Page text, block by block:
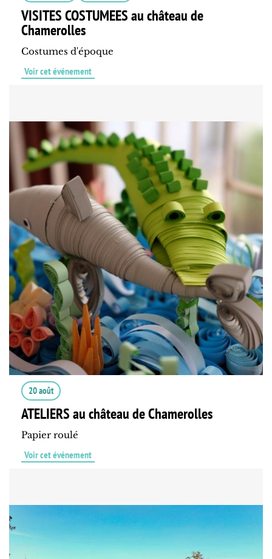
VISITES COSTUMEES au château de
Chamerolles
Costumes d'époque
Voir cet événement
20 août
ATELIERS au château de Chamerolles
Papier roulé
Voir cet événement